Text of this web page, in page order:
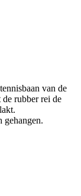
van de
rubber rei de
gehangen.